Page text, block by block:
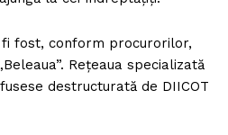
fost, conform procurorilor,
Rețeaua specializată
destructurată de DIICOT